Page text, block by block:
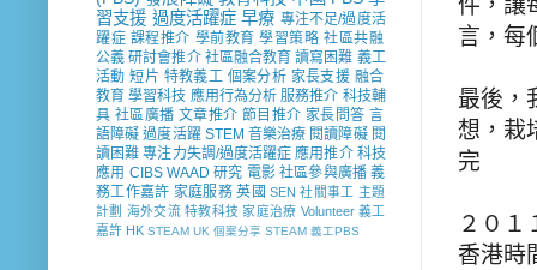
件，讓
言，每
最後，
想，栽
完
２０１
香港時
習支援 過度活躍症 早療 專注不足/過度活
躍症 課程推介 學前教育 學習策略 社區共融
公義 研討會推介 社區融合教育 讀寫困難 義工
活動 短片 特教義工 個案分析 家長支援 融合
教育 學習科技 應用行為分析 服務推介 科技輔
具 社區廣播 文章推介 節目推介 家長問答 言
語障礙 過度活躍 STEM 音樂治療 閱讀障礙 閱
讀困難 專注力失調/過度活躍症 應用推介 科技
應用 CIBS WAAD 研究 電影 社區參與廣播 義
務工作嘉許 家庭服務 英國 SEN 社關事工 主題
計劃 海外交流 特教科技 家庭治療 Volunteer 義工
嘉許 HK STEAM UK 個案分享 STEAM 義工PBS